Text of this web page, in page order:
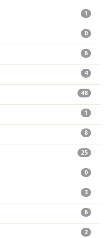
1
0
6
4
48
1
8
25
0
3
6
2